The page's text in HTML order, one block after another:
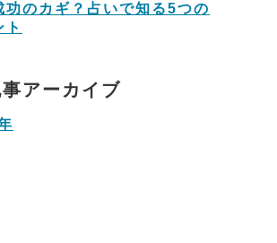
功のカギ？占いで知る5つの
ト
アーカイブ